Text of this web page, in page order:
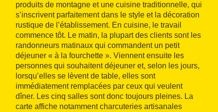
produits de montagne et une cuisine traditionnelle, qui
s’inscrivent parfaitement dans le style et la décoration
rustique de l’établissement. En cuisine, le travail
commence tôt. Le matin, la plupart des clients sont les
randonneurs matinaux qui commandent un petit
déjeuner « à la fourchette ». Viennent ensuite les
personnes qui souhaitent déjeuner et, selon les jours,
lorsqu’elles se lèvent de table, elles sont
immédiatement remplacées par ceux qui veulent
dîner. Les cinq salles sont donc toujours pleines. La
carte affiche notamment charcuteries artisanales